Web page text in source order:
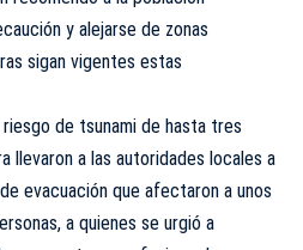
y alejarse de zonas
sigan vigentes estas
de tsunami de hasta tres
llevaron a las autoridades locales a
evacuación que afectaron a unos
a quienes se urgió a